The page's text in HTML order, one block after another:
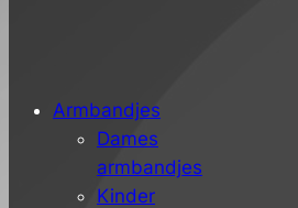
Armbandjes
Dames
armbandjes
Kinder